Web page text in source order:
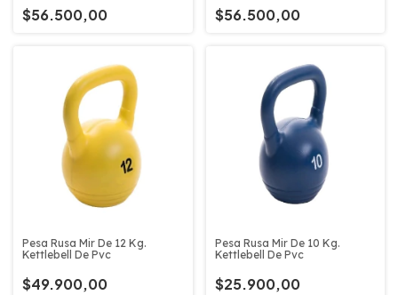
$56.500,00 $56.500,00
Pesa Rusa Mir De 12 Kg.
Kettlebell De Pvc
$49.900,00
Pesa Rusa Mir De 10 Kg.
Kettlebell De Pvc
$25.900,00